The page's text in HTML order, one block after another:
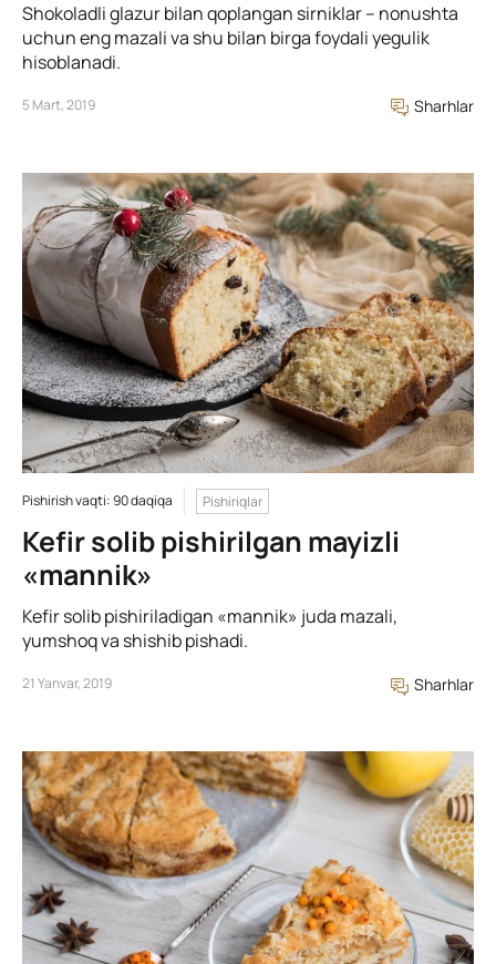
Shokoladli glazur bilan qoplangan sirniklar – nonushta
uchun eng mazali va shu bilan birga foydali yegulik
hisoblanadi.
5 Mart, 2019 Sharhlar
Pishirish vaqti: 90 daqiqa Pishiriqlar
Kefir solib pishirilgan mayizli
«mannik»
Kefir solib pishiriladigan «mannik» juda mazali,
yumshoq va shishib pishadi.
21 Yanvar, 2019 Sharhlar